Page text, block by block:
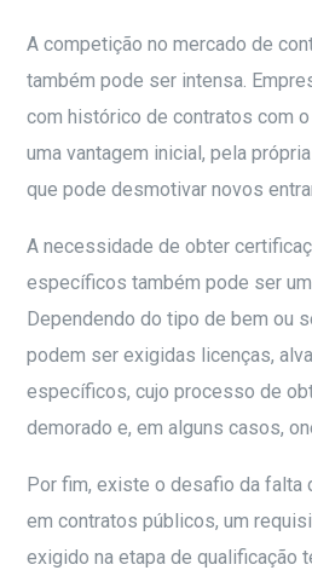
A competição no mercado de
também pode ser intensa.
com histórico de contratos com
uma vantagem inicial, pela
que pode desmotivar novos
A necessidade de obter
específicos também pode ser
Dependendo do tipo de bem ou
podem ser exigidas licenças,
específicos, cujo processo de
demorado e, em alguns casos,
Por fim, existe o desafio da falta
em contratos públicos, um
exigido na etapa de qualificação